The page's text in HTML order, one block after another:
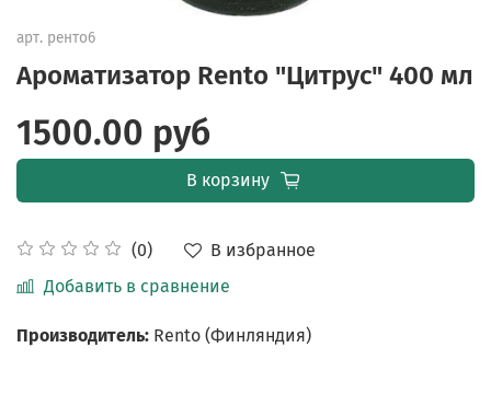
арт. ренто6
Ароматизатор Rento "Цитрус" 400 мл
(0)
В избранное
Добавить в сравнение
1500.00 руб
В корзину
Производитель: Rento (Финляндия)